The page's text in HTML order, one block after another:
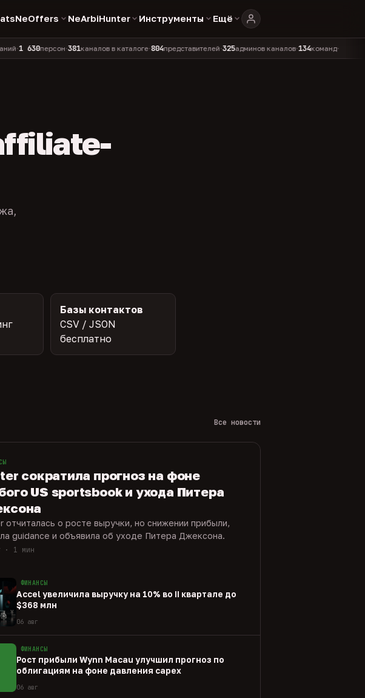
NeOffers NeArbiHunter Инструменты Ещё
персон•381каналов в каталоге•804представителей•325админов каналов•134команд•
Базы контактов
CSV / JSON
бесплатно
Все новости
сократила прогноз на фоне
US sportsbook и ухода Питера
отчиталась о росте выручки, но снижении прибыли,
guidance и объявила об уходе Питера Джексона.
· 1 мин
ФИНАНСЫ
Accel увеличила выручку на 10% во II квартале до
$368 млн
06 авг
ФИНАНСЫ
Рост прибыли Wynn Macau улучшил прогноз по
облигациям на фоне давления capex
06 авг